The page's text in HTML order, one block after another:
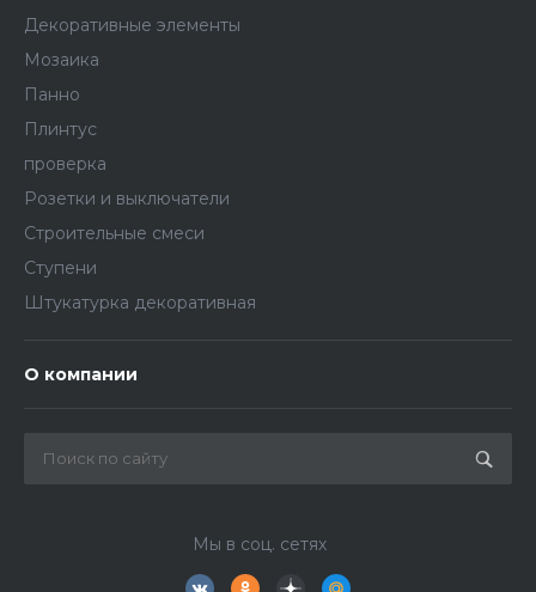
Декоративные элементы
Мозаика
Панно
Плинтус
проверка
Розетки и выключатели
Строительные смеси
Ступени
Штукатурка декоративная
О компании
Мы в соц. сетях